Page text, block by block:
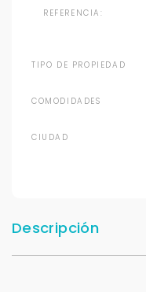
REFERENCIA:
TIPO DE PROPIEDAD
COMODIDADES
CIUDAD
Descripción